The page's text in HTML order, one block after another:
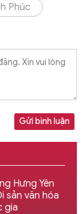
Phúc
Gửi bình luận
Hưng Yên
sản văn hóa
gia